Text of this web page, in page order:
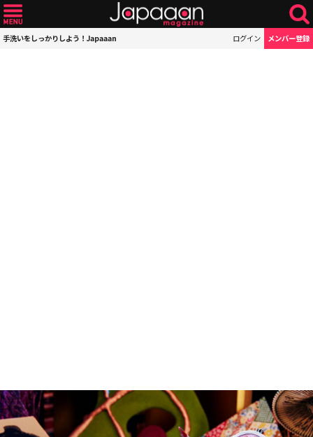
手洗いをしっかりしよう！Japaaan ログイン メンバー登録